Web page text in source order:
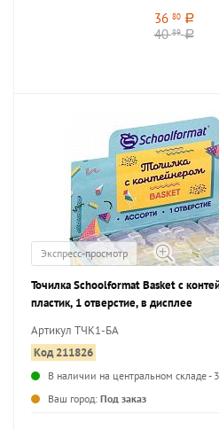
36 80 a
4089 a
Экспресс-просмотр
Точилка Schoolformat Basket с
пластик, 1 отверстие, в дисплее
Артикул ТЧК1-БА
Код 211826
В наличии на центральном складе -
Ваш город: Под заказ